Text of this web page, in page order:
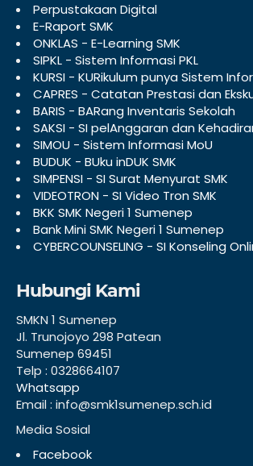
Perpustakaan Digital
E-Raport SMK
ONKLAS - E-Learning SMK
SIPKL - Sistem Informasi PKL
KURSI - KURikulum punya Sistem
CAPRES - Catatan Prestasi dan
BARIS - BARang Inventaris Sekolah
SAKSI - SI pelAnggaran dan
SIMOU - Sistem Informasi MoU
BUDUK - BUku inDUK SMK
SIMPENSI - SI Surat Menyurat SMK
VIDEOTRON - SI Video Tron SMK
BKK SMK Negeri 1 Sumenep
Bank Mini SMK Negeri 1 Sumenep
CYBERCOUNSELING - SI Konseling
Hubungi Kami
SMKN 1 Sumenep
Jl. Trunojoyo 298 Patean
Sumenep 69451
Telp : 0328664107
Whatsapp
Email : info@smk1sumenep.sch.id
Media Sosial
Facebook